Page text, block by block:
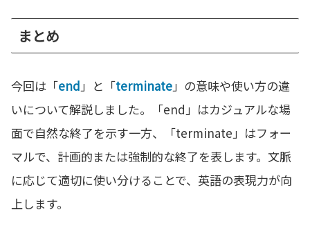
まとめ
今回は「end」と「terminate」の意味や使い方の違
いについて解説しました。「end」はカジュアルな場
面で自然な終了を示す一方、「terminate」はフォー
マルで、計画的または強制的な終了を表します。文脈
に応じて適切に使い分けることで、英語の表現力が向
上します。